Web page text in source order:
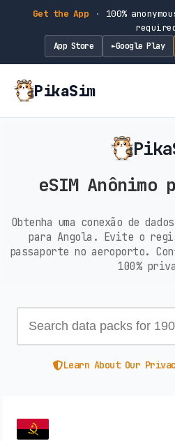
Get the App ·
100%
App Store ►Google Play
PikaSim
eSIM Anônimo
Obtenha uma conexão de
para Angola. Evite o
passaporte no aeroporto.
100%
Learn About Our